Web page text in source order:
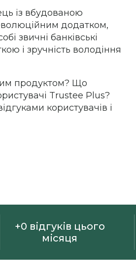
із вбудованою
додатком,
звичні банківські
і зручність володіння
продуктом? Що
Trustee Plus?
користувачів і
+0 відгуків цього
місяця